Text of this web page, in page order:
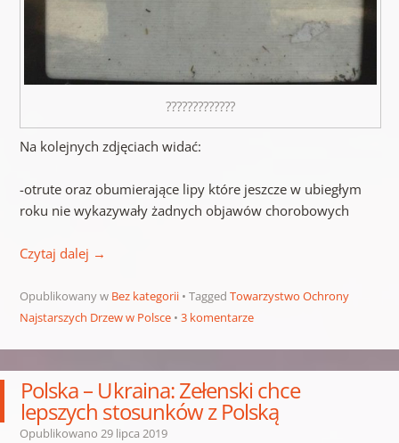
?????????????
Na kolejnych zdjęciach widać:
-otrute oraz obumierające lipy które jeszcze w ubiegłym
roku nie wykazywały żadnych objawów chorobowych
Czytaj dalej →
Opublikowany w Bez kategorii Tagged Towarzystwo Ochrony
Najstarszych Drzew w Polsce
3 komentarze
Polska – Ukraina: Zełenski chce
lepszych stosunków z Polską
Opublikowano 29 lipca 2019